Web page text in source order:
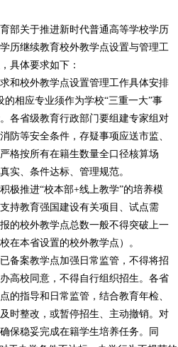
部关于推进新时代普通高等学校学历
历继续教育校外教学点设置与管理工
具体要求如下：
和校外教学点设置管理工作具体安排
的相应专业须作为学校“三重一大”事
各省级教育行政部门要组建专家组对
防等安全条件，存疑事项应送市监、
格按所有在籍生数量全口径核算场
实、条件达标、管理规范。
极推进“校本部+线上教学”的培养模
持教育强国建设有关项目、试点需
的校外教学点总数一般不得突破上一
在本省设置的校外教学点）。
备案教学点加强日常监管，不得将招
高校同意，不得自行组织招生。各省
的指导和日常监管，结合教育年检、
时整改，或暂停招生、主动撤销。对
保稳妥完成在籍学生培养任务。
同